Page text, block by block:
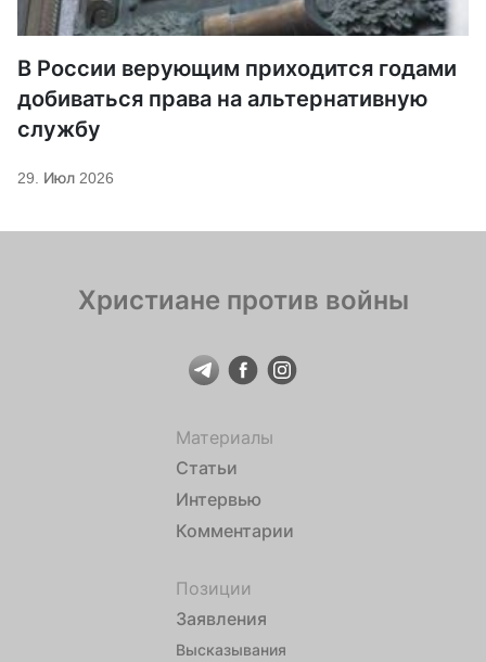
В России верующим приходится годами
добиваться права на альтернативную
службу
29. Июл 2026
Христиане против войны
Материалы
Статьи
Интервью
Комментарии
Позиции
Заявления
Высказывания